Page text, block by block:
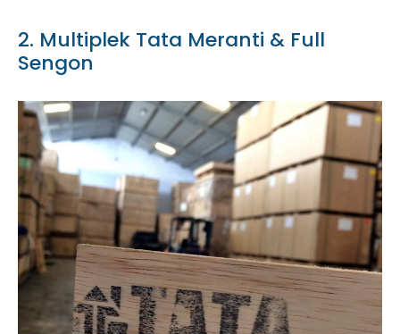
2. Multiplek Tata Meranti & Full
Sengon